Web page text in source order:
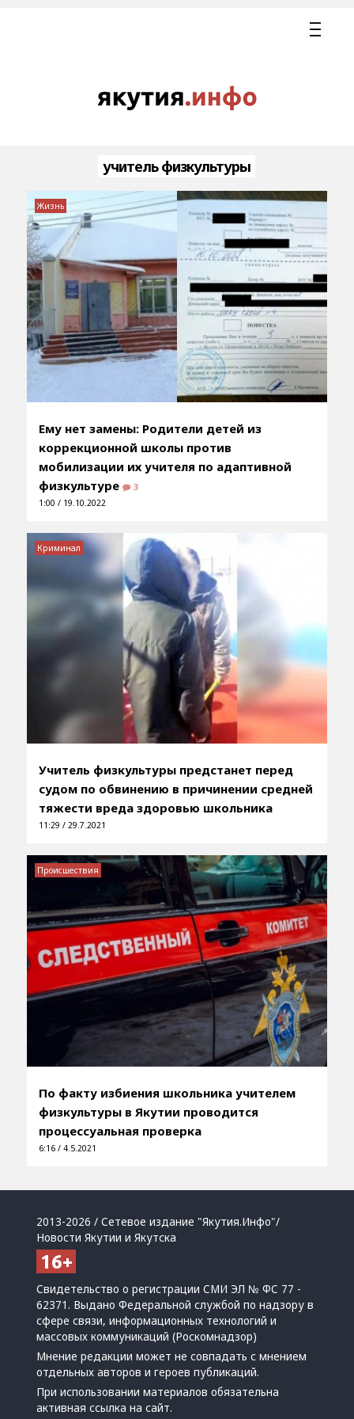
учитель физкультуры
Ему нет замены: Родители детей из
коррекционной школы против
мобилизации их учителя по адаптивной
физкультуре
3
1:00 / 19.10.2022
Жизнь
Учитель физкультуры предстанет перед
судом по обвинению в причинении средней
тяжести вреда здоровью школьника
11:29 / 29.7.2021
Криминал
По факту избиения школьника учителем
физкультуры в Якутии проводится
процессуальная проверка
6:16 / 4.5.2021
Происшествия
2013-2026 / Сетевое издание "Якутия.Инфо"/
Новости Якутии и Якутска
Свидетельство о регистрации СМИ ЭЛ № ФС 77 -
62371. Выдано Федеральной службой по надзору в
сфере связи, информационных технологий и
массовых коммуникаций (Роскомнадзор)
Мнение редакции может не совпадать с мнением
отдельных авторов и героев публикаций.
При использовании материалов обязательна
активная ссылка на сайт.